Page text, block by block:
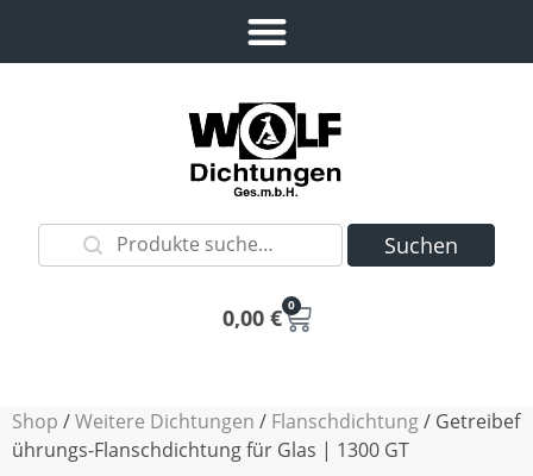
Suchen
0,00 € 0
Shop /Weitere Dichtungen / Flanschdichtung/ Getreibef
ührungs-Flanschdichtung für Glas | 1300 GT